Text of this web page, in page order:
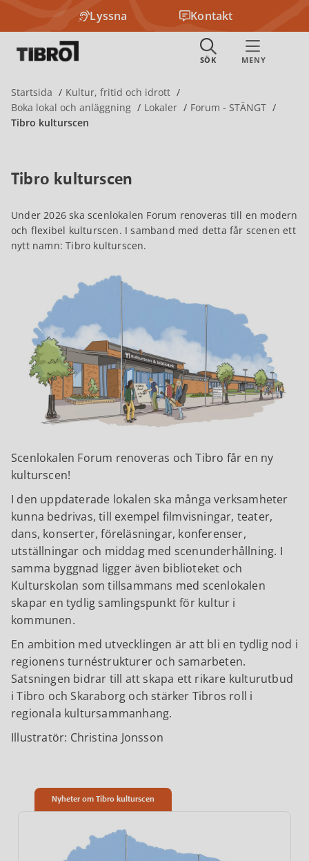
Lyssna Kontakt
Startsida
Kultur, fritid och idrott
Boka lokal och anläggning
Lokaler
Forum - STÄNGT
Tibro kulturscen
Tibro kulturscen
Under 2026 ska scenlokalen Forum renoveras till en modern
och flexibel kulturscen. I samband med detta får scenen ett
nytt namn: Tibro kulturscen.
Scenlokalen Forum renoveras och Tibro får en ny
kulturscen!
I den uppdaterade lokalen ska många verksamheter
kunna bedrivas, till exempel filmvisningar, teater,
dans, konserter, föreläsningar, konferenser,
utställningar och middag med scenunderhållning. I
samma byggnad ligger även biblioteket och
Kulturskolan som tillsammans med scenlokalen
skapar en tydlig samlingspunkt för kultur i
kommunen.
En ambition med utvecklingen är att bli en tydlig nod i
regionens turnéstrukturer och samarbeten.
Satsningen bidrar till att skapa ett rikare kulturutbud
i Tibro och Skaraborg och stärker Tibros roll i
regionala kultursammanhang.
Illustratör: Christina Jonsson
Nyheter om Tibro kulturscen